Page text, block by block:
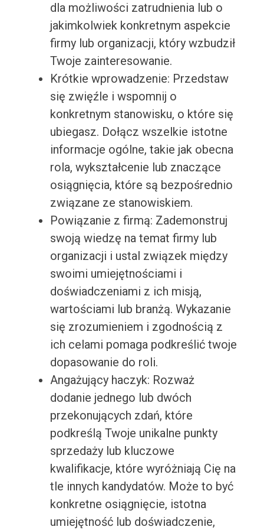
dla możliwości zatrudnienia lub o
jakimkolwiek konkretnym aspekcie
firmy lub organizacji, który wzbudził
Twoje zainteresowanie.
Krótkie wprowadzenie: Przedstaw
się zwięźle i wspomnij o
konkretnym stanowisku, o które się
ubiegasz. Dołącz wszelkie istotne
informacje ogólne, takie jak obecna
rola, wykształcenie lub znaczące
osiągnięcia, które są bezpośrednio
związane ze stanowiskiem.
Powiązanie z firmą: Zademonstruj
swoją wiedzę na temat firmy lub
organizacji i ustal związek między
swoimi umiejętnościami i
doświadczeniami z ich misją,
wartościami lub branżą. Wykazanie
się zrozumieniem i zgodnością z
ich celami pomaga podkreślić twoje
dopasowanie do roli.
Angażujący haczyk: Rozważ
dodanie jednego lub dwóch
przekonujących zdań, które
podkreślą Twoje unikalne punkty
sprzedaży lub kluczowe
kwalifikacje, które wyróżniają Cię na
tle innych kandydatów. Może to być
konkretne osiągnięcie, istotna
umiejętność lub doświadczenie,